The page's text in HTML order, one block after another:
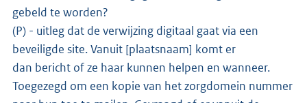
gebeld te worden?
(P) - uitleg dat de verwijzing digitaal gaat via een
beveiligde site. Vanuit [plaatsnaam] komt er
dan bericht of ze haar kunnen helpen en wanneer.
Toegezegd om een kopie van het zorgdomein nummer